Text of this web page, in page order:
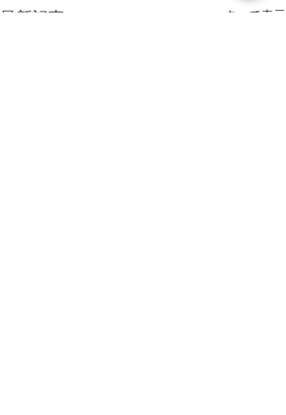
最新記事 すべて表示